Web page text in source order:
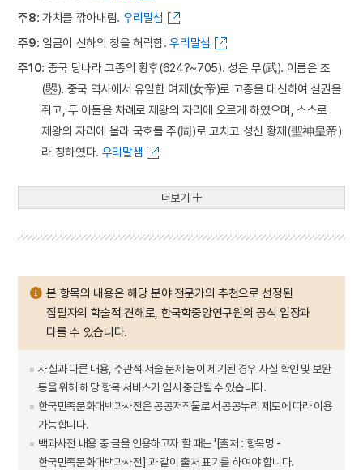
주8: 가치를 깎아내림. 우리말샘
주9: 임금이 신하의 청을 허락함.우리말샘
주10: 중국 당나라 고종의 황후(624?~705). 성은 무(武). 이름은 조
(曌). 중국 역사에서 유일한 여제(女帝)로 고종을 대신하여 실권을
쥐고, 두 아들을 차례로 제왕의 자리에 오르게 하였으며, 스스로
제왕의 자리에 올라 국호를 주(周)로 고치고 성신 황제(聖神皇帝)
라 칭하였다. 우리말샘
더보기
본 항목의 내용은 해당 분야 전문가의 추천으로 선정된
집필자의 학술적 견해로, 한국학중앙연구원의 공식 입장과
다를 수 있습니다.
사실과 다른 내용, 주관적 서술 문제 등이 제기된 경우 사실 확인 및 보완
등을 위해 해당 항목 서비스가 임시 중단될 수 있습니다.
한국민족문화대백과사전은 공공저작물로서 공공누리 제도에 따라 이용
가능합니다.
백과사전 내용 중 글을 인용하고자 할 때는 '[출처 : 항목명 -
한국민족문화대백과사전]'과 같이 출처 표기를 하여야 합니다.